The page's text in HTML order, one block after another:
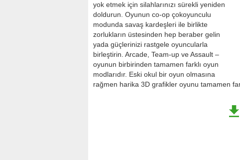
yok etmek için silahlarınızı sürekli yeniden
doldurun. Oyunun co-op çokoyunculu
modunda savaş kardeşleri ile birlikte
zorlukların üstesinden hep beraber gelin
yada güçlerinizi rastgele oyuncularla
birleştirin. Arcade, Team-up ve Assault –
oyunun birbirinden tamamen farklı oyun
modlarıdır. Eski okul bir oyun olmasına
rağmen harika 3D grafikler oyunu tamamen